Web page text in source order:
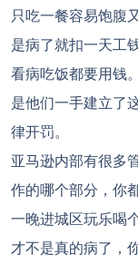
只吃一餐容易饱腹
是病了就扣一天工
看病吃饭都要用钱
是他们一手建立了
律开罚。
亚马逊内部有很多
作的哪个部分，你
一晚进城区玩乐喝
才不是真的病了，